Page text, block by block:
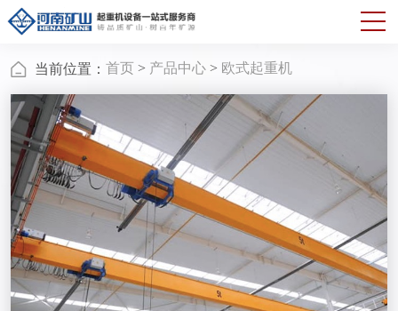
当前位置： 首页 > 产品中心 > 欧式起重机